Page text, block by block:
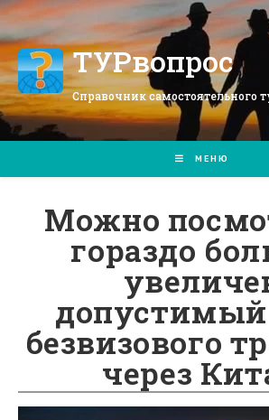
Перейти
к
содержимомуТУРвопрос
Справочник самостоятельного
МЕНЮ
Можно
гораздо
допустимый
безвизового
через